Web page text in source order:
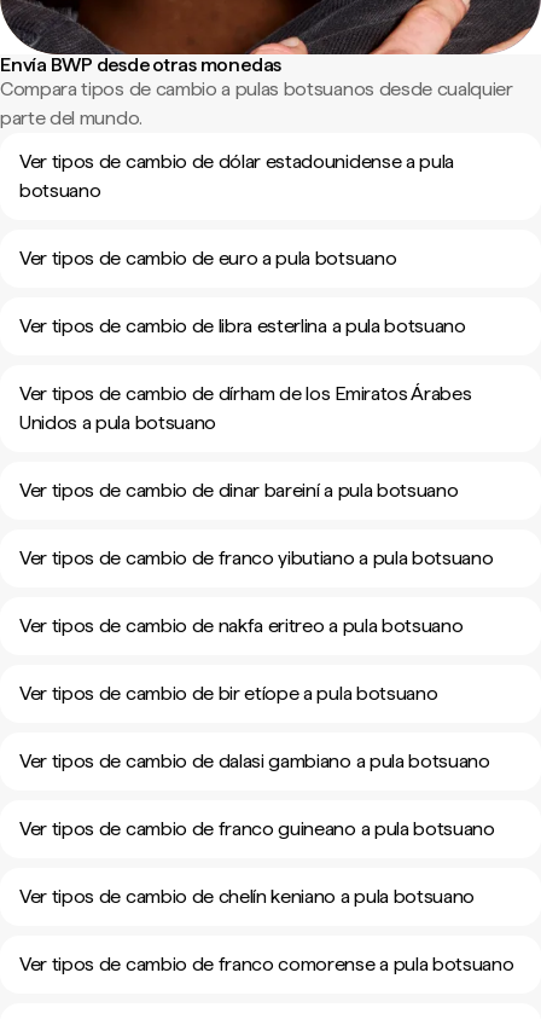
Envía BWP desde otras monedas
Compara tipos de cambio a pulas botsuanos desde cualquier
parte del mundo.
Ver tipos de cambio de dólar estadounidense a pula
botsuano
Ver tipos de cambio de euro a pula botsuano
Ver tipos de cambio de libra esterlina a pula botsuano
Ver tipos de cambio de dírham de los Emiratos Árabes
Unidos a pula botsuano
Ver tipos de cambio de dinar bareiní a pula botsuano
Ver tipos de cambio de franco yibutiano a pula botsuano
Ver tipos de cambio de nakfa eritreo a pula botsuano
Ver tipos de cambio de bir etíope a pula botsuano
Ver tipos de cambio de dalasi gambiano a pula botsuano
Ver tipos de cambio de franco guineano a pula botsuano
Ver tipos de cambio de chelín keniano a pula botsuano
Ver tipos de cambio de franco comorense a pula botsuano